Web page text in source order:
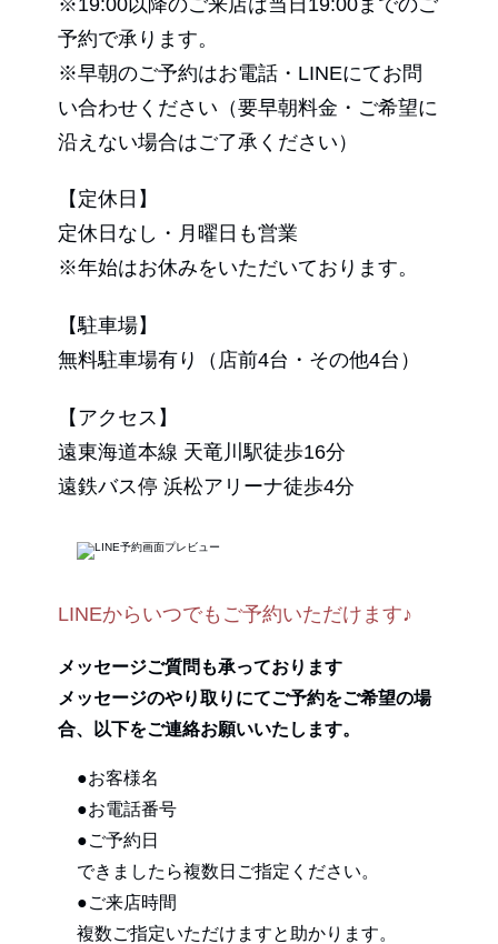
予約で承ります。
※早朝のご予約はお電話・LINEにてお問
い合わせください（要早朝料金・ご希望に
沿えない場合はご了承ください）
【定休日】
定休日なし・月曜日も営業
※年始はお休みをいただいております。
【駐車場】
無料駐車場有り（店前4台・その他4台）
【アクセス】
遠東海道本線 天竜川駅徒歩16分
遠鉄バス停 浜松アリーナ徒歩4分
LINEからいつでもご予約いただけます♪
メッセージご質問も承っております
メッセージのやり取りにてご予約をご希望の場
合、以下をご連絡お願いいたします。
●お客様名
●お電話番号
●ご予約日
できましたら複数日ご指定ください。
●ご来店時間
複数ご指定いただけますと助かります。